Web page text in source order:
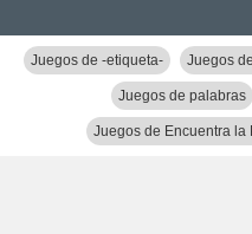
Juegos de -etiqueta- Juegos
Juegos de palabras
Juegos de Encuentra la